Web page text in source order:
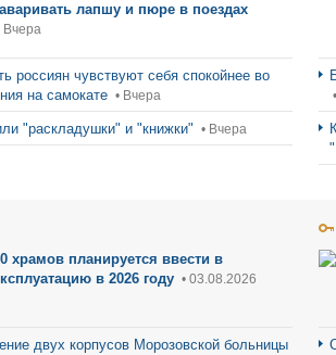
лапшу и пюре в поездах
Вчера
россиян чувствуют себя спокойнее во
на самокате • Вчера
"раскладушки" и "книжки" • Вчера
храмов планируется ввести в
в 2026 году • 03.08.2026
двух корпусов Морозовской больницы